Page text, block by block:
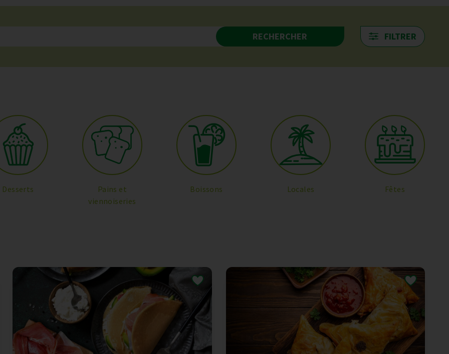
RECHERCHER FILTRER
Desserts
Pains et
viennoiseries
Boissons Locales Fêtes